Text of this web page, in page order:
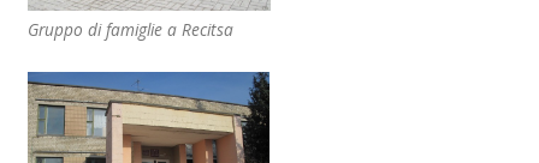
Gruppo di famiglie a Recitsa